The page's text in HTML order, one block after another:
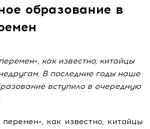
образование в
как известно, китайцы
В последние годы наше
вступило в очередную
как известно, китайцы